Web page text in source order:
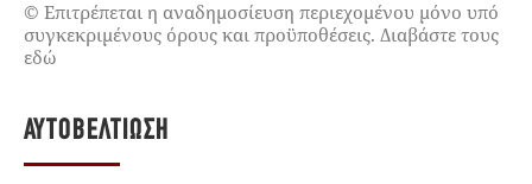
© Επιτρέπεται η αναδημοσίευση περιεχομένου μόνο υπό
συγκεκριμένους όρους και προϋποθέσεις. Διαβάστε τους
εδώ
ΑΥΤΟΒΕΛΤΊΩΣΗ